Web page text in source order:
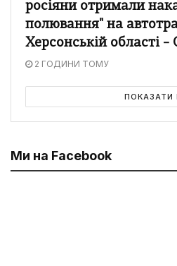
росіяни отримали
полювання" на
Херсонській області –
2 ГОДИНИ ТОМУ
ПОКАЗАТИ
Ми на Facebook